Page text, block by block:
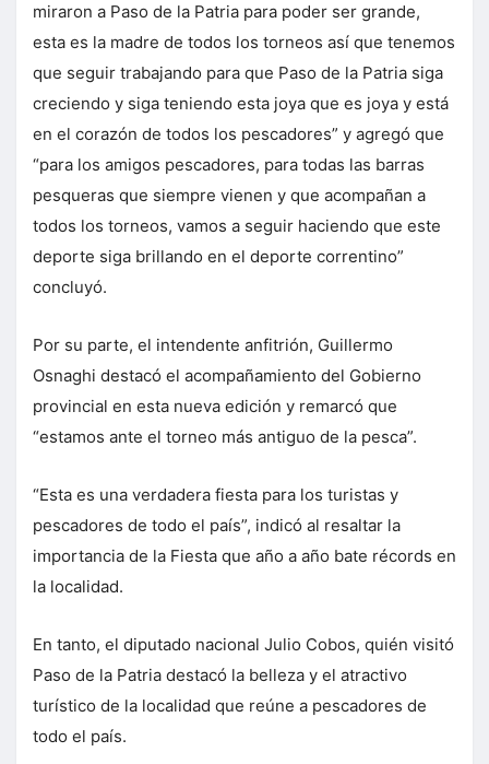
miraron a Paso de la Patria para poder ser grande,
esta es la madre de todos los torneos así que tenemos
que seguir trabajando para que Paso de la Patria siga
creciendo y siga teniendo esta joya que es joya y está
en el corazón de todos los pescadores” y agregó que
“para los amigos pescadores, para todas las barras
pesqueras que siempre vienen y que acompañan a
todos los torneos, vamos a seguir haciendo que este
deporte siga brillando en el deporte correntino”
concluyó.
Por su parte, el intendente anfitrión, Guillermo
Osnaghi destacó el acompañamiento del Gobierno
provincial en esta nueva edición y remarcó que
“estamos ante el torneo más antiguo de la pesca”.
“Esta es una verdadera fiesta para los turistas y
pescadores de todo el país”, indicó al resaltar la
importancia de la Fiesta que año a año bate récords en
la localidad.
En tanto, el diputado nacional Julio Cobos, quién visitó
Paso de la Patria destacó la belleza y el atractivo
turístico de la localidad que reúne a pescadores de
todo el país.